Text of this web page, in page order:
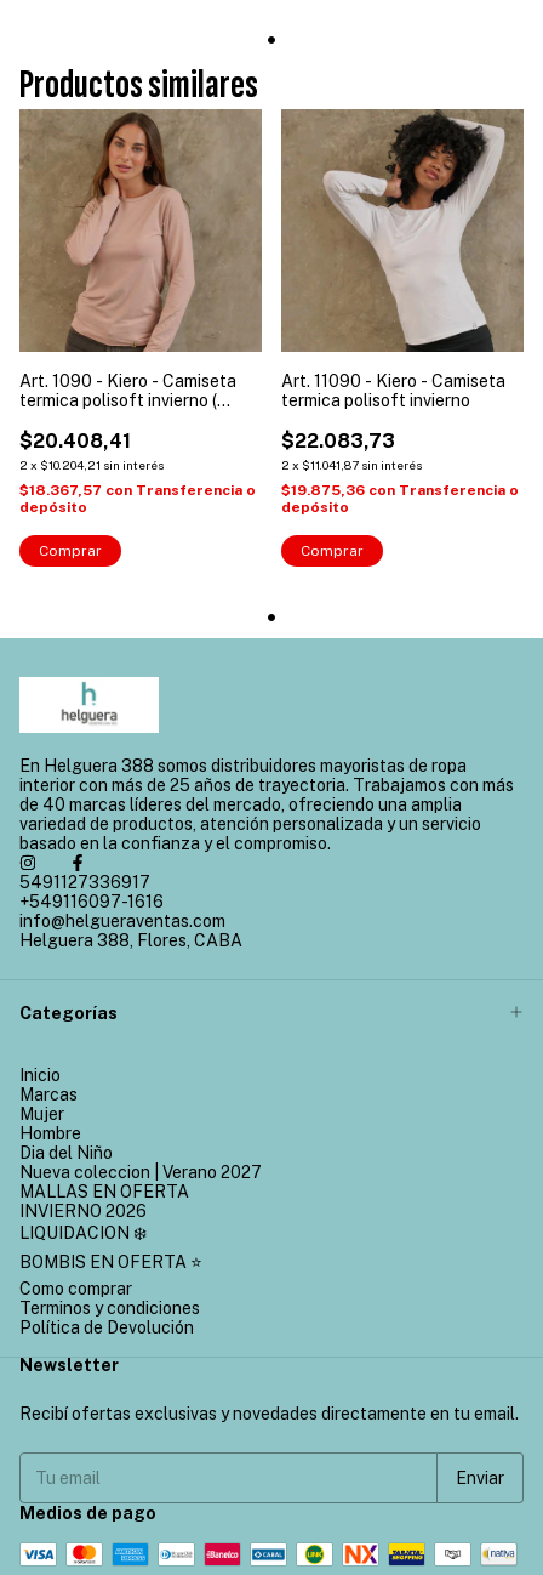
Productos similares
Art. 1090 - Kiero - Camiseta
termica polisoft invierno (
$20.408,41
2 x $10.204,21 sin interés
$18.367,57 con Transferencia o
depósito
Comprar
Art. 11090 - Kiero - Camiseta
termica polisoft invierno
$22.083,73
2 x $11.041,87 sin interés
$19.875,36 con Transferencia o
depósito
Comprar
En Helguera 388 somos distribuidores mayoristas de ropa
interior con más de 25 años de trayectoria. Trabajamos con más
de 40 marcas líderes del mercado, ofreciendo una amplia
variedad de productos, atención personalizada y un servicio
basado en la confianza y el compromiso.
5491127336917
+549116097-1616
info@helgueraventas.com
Helguera 388, Flores, CABA
Categorías
Inicio
Marcas
Mujer
Hombre
Dia del Niño
Nueva coleccion | Verano 2027
MALLAS EN OFERTA
INVIERNO 2026
LIQUIDACION ❄️
BOMBIS EN OFERTA ⭐
Como comprar
Terminos y condiciones
Política de Devolución
Newsletter
Recibí ofertas exclusivas y novedades directamente en tu email.
Medios de pago